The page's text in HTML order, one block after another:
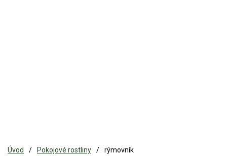
Úvod Pokojové rostliny rýmovník